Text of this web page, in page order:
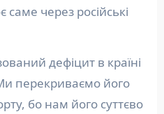
через російські
дефіцит в країні
перекриваємо його
бо нам його суттєво